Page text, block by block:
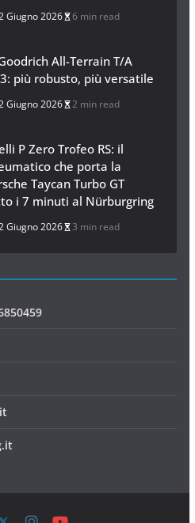
Giugno 2026 6 min read
All-Terrain T/A
più robusto, più versatile
Giugno 2026 2 min read
P Zero Trofeo RS: il
che porta la
Taycan Turbo GT
i 7 minuti al Nürburgring
Giugno 2026 3 min read